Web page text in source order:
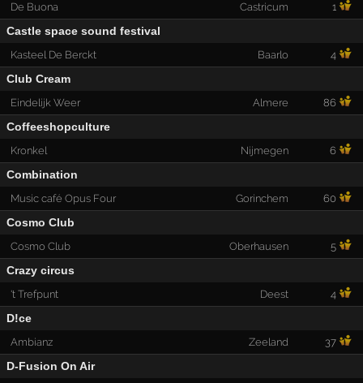
De Buona Castricum 1
Castle space sound festival
Kasteel De Berckt Baarlo 4
Club Cream
Eindelijk Weer Almere 86
Coffeeshopculture
Kronkel Nijmegen 6
Combination
Music café Opus Four Gorinchem 60
Cosmo Club
Cosmo Club Oberhausen 5
Crazy circus
't Trefpunt Deest 4
D!ce
Ambianz Zeeland 37
D-Fusion On Air